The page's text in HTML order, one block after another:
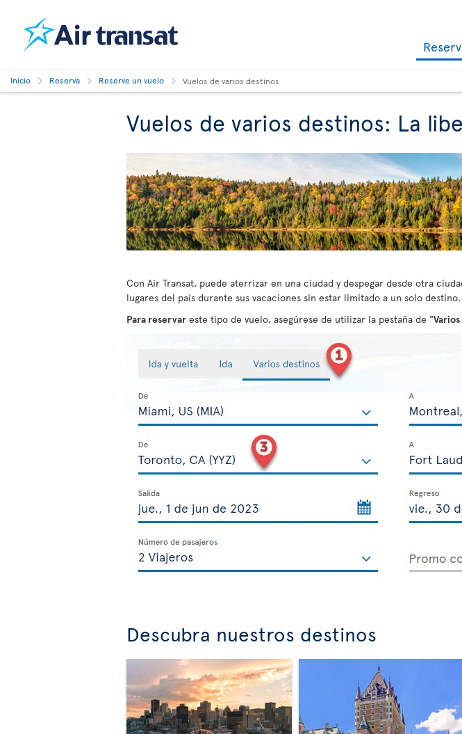
Inicio Reserva Reserve un vuelo Vuelos de varios destinos
Vuelos de varios destinos: La
Con Air Transat, puede aterrizar en una ciudad y despegar desde otra
lugares del país durante sus vacaciones sin estar limitado a un solo destino.
Para reservar este tipo de vuelo, asegúrese de utilizar la pestaña de "
Descubra nuestros destinos